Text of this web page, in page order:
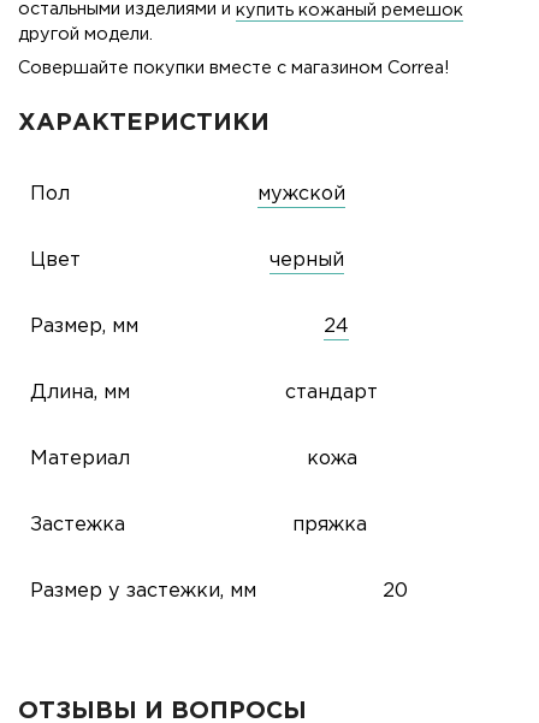
остальными изделиями и купить кожаный ремешок
другой модели.
Совершайте покупки вместе с магазином Correa!
ХАРАКТЕРИСТИКИ
Пол мужской
Цвет черный
Размер, мм 24
Длина, мм стандарт
Материал кожа
Застежка пряжка
Размер у застежки, мм 20
ОТЗЫВЫ И ВОПРОСЫ